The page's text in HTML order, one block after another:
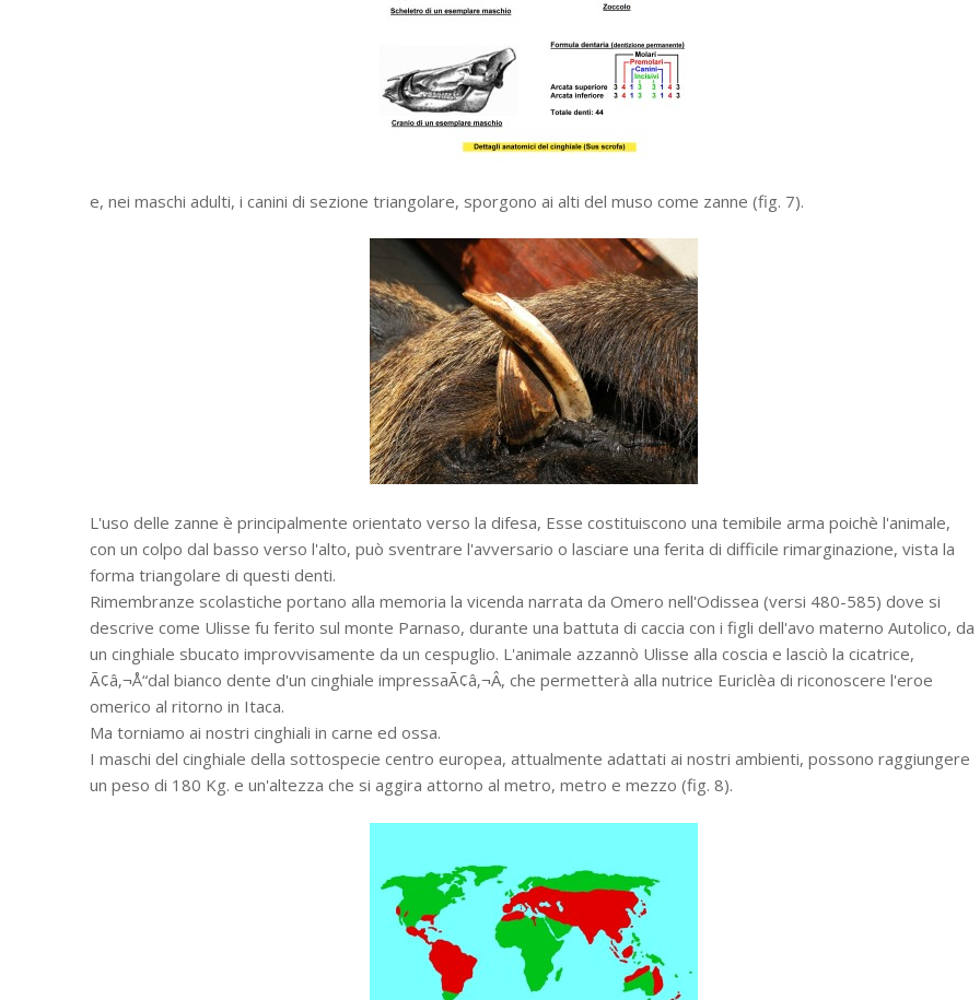
e, nei maschi adulti, i canini di sezione triangolare, sporgono ai alti del muso come zanne (fig. 7).
L'uso delle zanne è principalmente orientato verso la difesa, Esse costituiscono una temibile arma poichè l'animale,
con un colpo dal basso verso l'alto, può sventrare l'avversario o lasciare una ferita di difficile rimarginazione, vista la
forma triangolare di questi denti.
Rimembranze scolastiche portano alla memoria la vicenda narrata da Omero nell'Odissea (versi 480-585) dove si
descrive come Ulisse fu ferito sul monte Parnaso, durante una battuta di caccia con i figli dell'avo materno Autolico, da
un cinghiale sbucato improvvisamente da un cespuglio. L'animale azzannò Ulisse alla coscia e lasciò la cicatrice,
Ã¢â‚¬Å“dal bianco dente d'un cinghiale impressaÃ¢â‚¬Â, che permetterà alla nutrice Euriclèa di riconoscere l'eroe
omerico al ritorno in Itaca.
Ma torniamo ai nostri cinghiali in carne ed ossa.
I maschi del cinghiale della sottospecie centro europea, attualmente adattati ai nostri ambienti, possono raggiungere
un peso di 180 Kg. e un'altezza che si aggira attorno al metro, metro e mezzo (fig. 8).